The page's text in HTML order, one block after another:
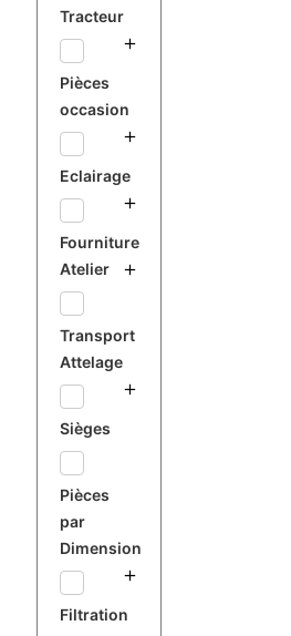
Tracteur
Pièces
occasion
Eclairage
Fourniture
Atelier
Transport
Attelage
Sièges
Pièces
par
Dimension
Filtration